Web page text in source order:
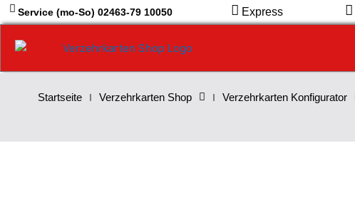
Zum
Inhalt
springen
Service (mo-So) 02463-79 10050 Express
Startseite Verzehrkarten Shop Verzehrkarten Konfigurator